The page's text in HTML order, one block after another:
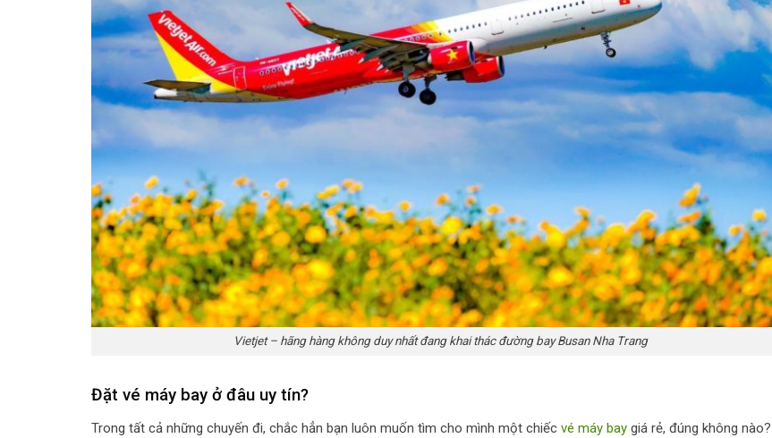
Vietjet – hãng hàng không duy nhất đang khai thác đường bay Busan Nha Trang
Đặt vé máy bay ở đâu uy tín?
Trong tất cả những chuyến đi, chắc hẳn bạn luôn muốn tìm cho mình một chiếc vé máy bay giá rẻ, đúng không nào?